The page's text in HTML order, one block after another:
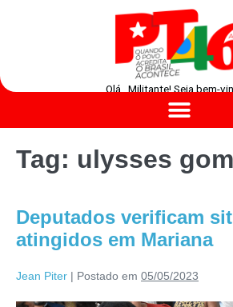
Olá , Militante! Seja bem-
Tag: ulysses
Deputados verificam
atingidos em Mariana
Jean Piter | Postado em 05/05/2023